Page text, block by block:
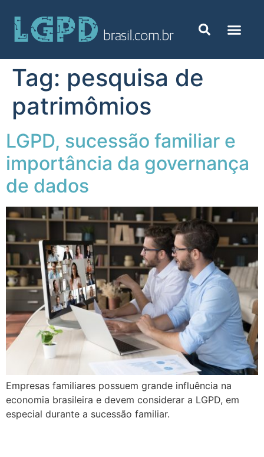
Tag: pesquisa de
patrimômios
LGPD, sucessão familiar e
importância da governança
de dados
Empresas familiares possuem grande influência na
economia brasileira e devem considerar a LGPD, em
especial durante a sucessão familiar.